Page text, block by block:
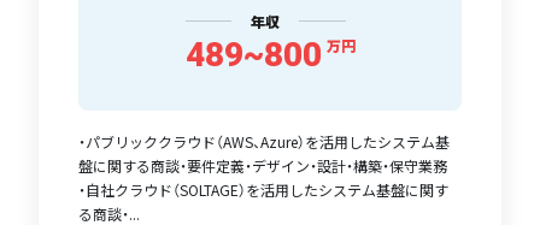
年収
489~800 万円
・パブリッククラウド（AWS、Azure）を活用したシステム基
盤に関する商談・要件定義・デザイン・設計・構築・保守業務
・自社クラウド（SOLTAGE）を活用したシステム基盤に関す
る商談・...